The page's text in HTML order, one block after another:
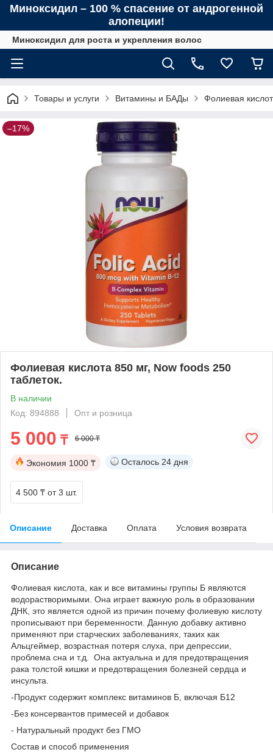
Миноксидил – 100 % спасение от андрогенной
алопеции!
Миноксидил для роста и укрепления волос
Товары и услуги Витамины и БАДы Фолиевая
–17%
Фолиевая кислота 850 мг, Now foods 250
таблеток.
В наличии
Код: 894888
Опт и розница
5 000 ₸ 6 000 ₸
Экономия 1000 ₸ Осталось 24 дня
4 500 ₸ от 3 шт.
Описание Доставка Оплата Условия возврата
Описание
Фолиевая кислота, как и все витамины группы Б являются
водорастворимыми. Она играет важную роль в образовании
ДНК, это является одной из причин почему фолиевую кислоту
прописывают при беременности. Данную добавку активно
применяют при старческих заболеваниях, таких как
Альцгеймер, возрастная потеря слуха, при депрессии,
проблема сна и т.д. Она актуальна и для предотвращения
рака толстой кишки и предотвращения болезней сердца и
инсульта.
-Продукт содержит комплекс витаминов Б, включая Б12
-Без консервантов примесей и добавок
- Натуральный продукт без ГМО
Состав и способ применения